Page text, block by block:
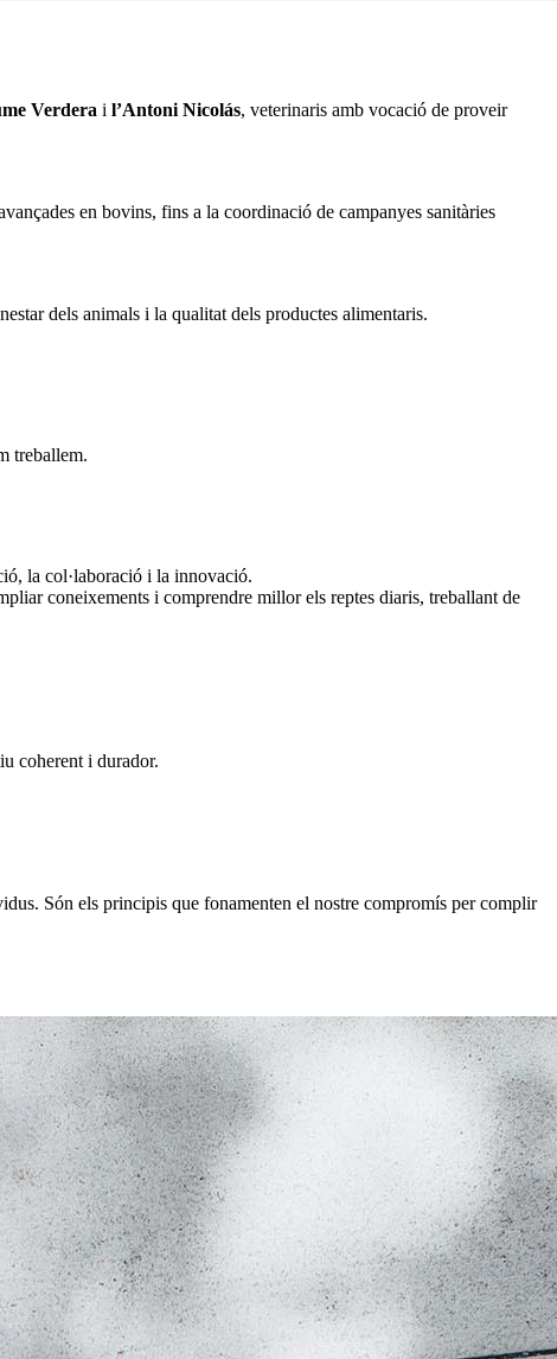
Verdera i l’Antoni Nicolás, veterinaris amb vocació de proveir
en bovins, fins a la coordinació de campanyes sanitàries
dels animals i la qualitat dels productes alimentaris.
treballem.
la col·laboració i la innovació.
coneixements i comprendre millor els reptes diaris, treballant de
coherent i durador.
Són els principis que fonamenten el nostre compromís per complir